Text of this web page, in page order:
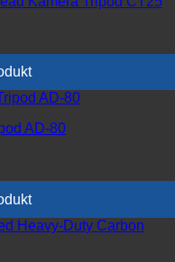
AD-80